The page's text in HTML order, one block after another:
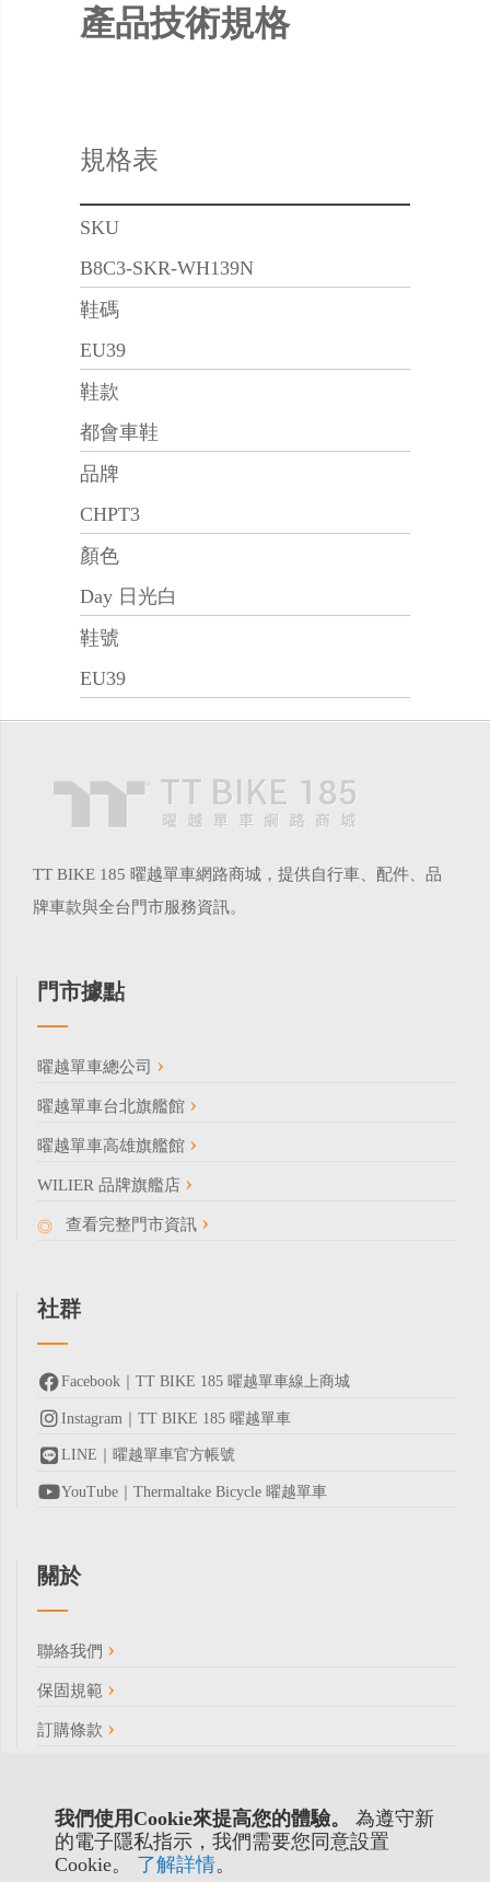
我們使用Cookie來提高您的體驗。
為遵守新
的電子隱私指示，我們需要您同意設置
Cookie。 了解詳情。
產品技術規格
規格表
SKU
B8C3-SKR-WH139N
鞋碼
EU39
鞋款
都會車鞋
品牌
CHPT3
顏色
Day 日光白
鞋號
EU39
TT BIKE 185 曜越單車網路商城，提供自行車、配件、品
牌車款與全台門市服務資訊。
門市據點
曜越單車總公司
曜越單車台北旗艦館
曜越單車高雄旗艦館
WILIER 品牌旗艦店
查看完整門市資訊
社群
Facebook｜TT BIKE 185 曜越單車線上商城
Instagram｜TT BIKE 185 曜越單車
LINE｜曜越單車官方帳號
YouTube｜Thermaltake Bicycle 曜越單車
關於
聯絡我們
保固規範
訂購條款